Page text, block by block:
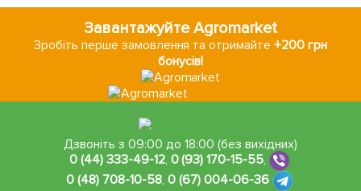
Завантажуйте Agromarket
Зробіть перше замовлення та отримайте+200 грн
бонусів!
Дзвоніть з 09:00 до 18:00 (без вихідних)
0 (44) 333-49-12, 0 (93) 170-15-55,
0 (48) 708-10-58, 0 (67) 004-06-36